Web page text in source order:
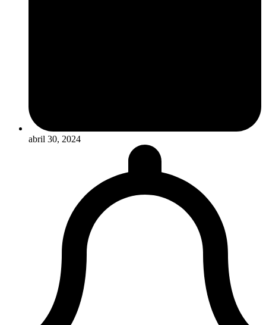
abril 30, 2024